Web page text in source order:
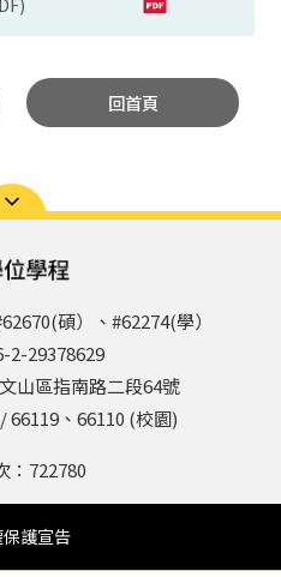
回首頁
碩）、#62274(學）
2-29378629
山區指南路二段64號
/ 66119、66110 (校園)
722780
護宣告